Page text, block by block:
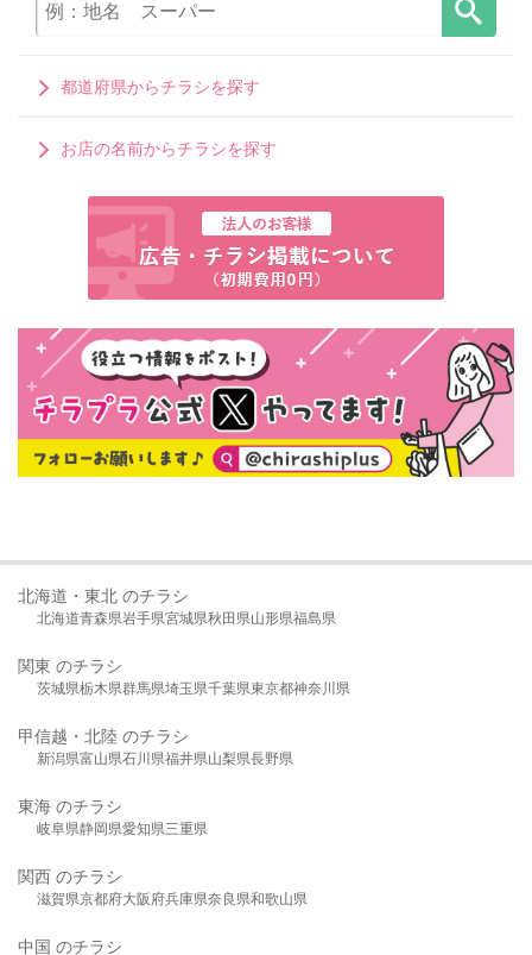
都道府県からチラシを探す
お店の名前からチラシを探す
北海道・東北 のチラシ
北海道青森県岩手県宮城県秋田県山形県福島県
関東 のチラシ
茨城県栃木県群馬県埼玉県千葉県東京都神奈川県
甲信越・北陸 のチラシ
新潟県富山県石川県福井県山梨県長野県
東海 のチラシ
岐阜県静岡県愛知県三重県
関西 のチラシ
滋賀県京都府大阪府兵庫県奈良県和歌山県
中国 のチラシ